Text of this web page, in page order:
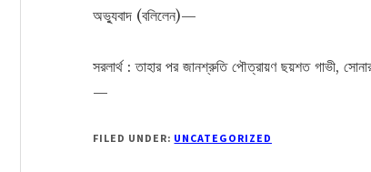
অভ্যুবাদ (বলিলেন)—
সরলার্থ : তাহার পর জানশ্রুতি পৌত্রায়ণ ছয়শত গাভী,
—
FILED UNDER: UNCATEGORIZED